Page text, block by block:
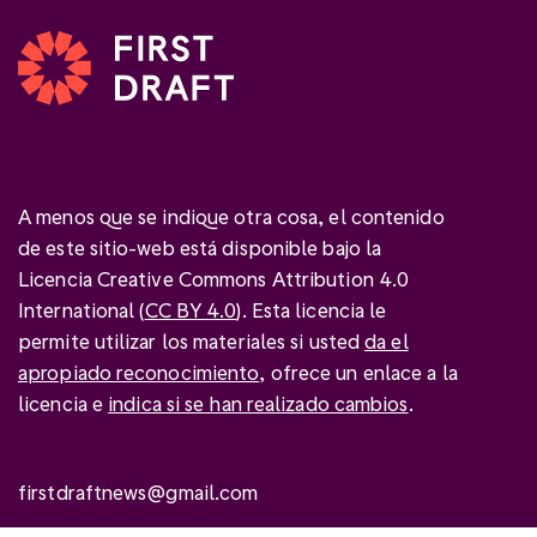
A menos que se indique otra cosa, el contenido
de este sitio-web está disponible bajo la
Licencia Creative Commons Attribution 4.0
International (CC BY 4.0). Esta licencia le
permite utilizar los materiales si ustedda el
apropiado reconocimiento, ofrece un enlace a la
licencia e indica si se han realizado cambios.
firstdraftnews@gmail.com